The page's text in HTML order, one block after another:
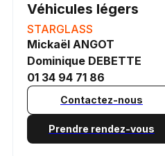
Véhicules légers
STARGLASS
Mickaël ANGOT
Dominique DEBETTE
01 34 94 71 86
Contactez-nous
Prendre rendez-vous